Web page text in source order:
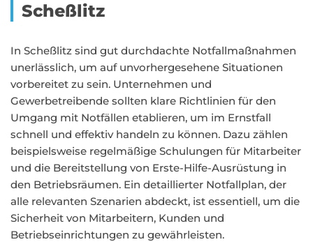
Scheßlitz
In Scheßlitz sind gut durchdachte Notfallmaßnahmen
unerlässlich, um auf unvorhergesehene Situationen
vorbereitet zu sein. Unternehmen und
Gewerbetreibende sollten klare Richtlinien für den
Umgang mit Notfällen etablieren, um im Ernstfall
schnell und effektiv handeln zu können. Dazu zählen
beispielsweise regelmäßige Schulungen für Mitarbeiter
und die Bereitstellung von Erste-Hilfe-Ausrüstung in
den Betriebsräumen. Ein detaillierter Notfallplan, der
alle relevanten Szenarien abdeckt, ist essentiell, um die
Sicherheit von Mitarbeitern, Kunden und
Betriebseinrichtungen zu gewährleisten.